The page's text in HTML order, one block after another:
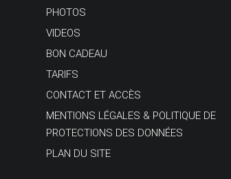
PHOTOS
VIDEOS
BON CADEAU
TARIFS
CONTACT ET ACCÈS
MENTIONS LÉGALES & POLITIQUE DE
PROTECTIONS DES DONNÉES
PLAN DU SITE